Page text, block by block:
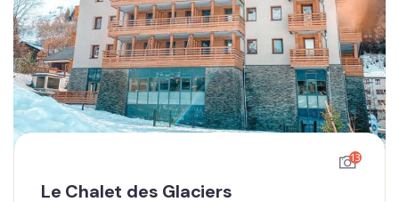
13
Le Chalet des Glaciers